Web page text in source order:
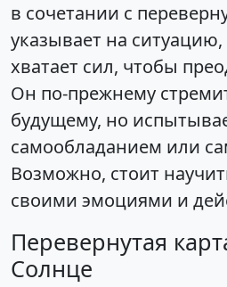
в сочетании с
указывает на ситуацию,
хватает сил, чтобы
Он по-прежнему
будущему, но
самообладанием или
Возможно, стоит
своими эмоциями и
Перевернутая
Солнце